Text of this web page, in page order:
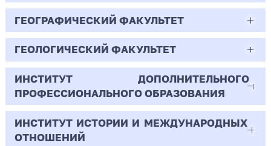
Психолого-педагогическое образование
Очная | Бакалавр
Всего бюджетных мест - 10
Бюджет/
Общие места
Профиль: Практическая
психология образования
06.03.01
Биология
Очная | Бакалавр
Всего бюджетных мест - 50
Бюджет/Общие места
ГЕОГРАФИЧЕСКИЙ ФАКУЛЬТЕТ
05.03.02
География
Очная | Бакалавр
Всего бюджетных мест - 15
ГЕОЛОГИЧЕСКИЙ ФАКУЛЬТЕТ
05.03.01
Геология
Очная | Бакалавр
ИНСТИТУТ ДОПОЛНИТЕЛЬНОГО
ПРОФЕССИОНАЛЬНОГО ОБРАЗОВАНИЯ
38.03.02
ИНСТИТУТ ИСТОРИИ И МЕЖДУНАРОДНЫХ
ОТНОШЕНИЙ